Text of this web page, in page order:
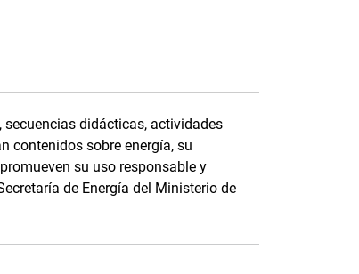
didácticas, actividades
contenidos sobre energía, su
su uso responsable y
de Energía del Ministerio de